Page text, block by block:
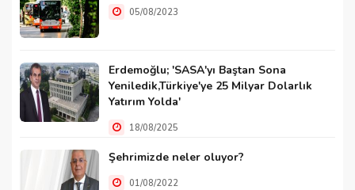
05/08/2023
Erdemoğlu; 'SASA'yı Baştan Sona
Yeniledik,Türkiye'ye 25 Milyar Dolarlık
Yatırım Yolda'
18/08/2025
Şehrimizde neler oluyor?
01/08/2022